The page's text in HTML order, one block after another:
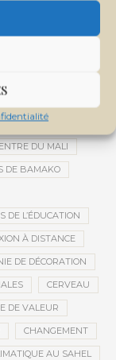
CEMAC
DU MALI
DE BAMAKO
DE L’ÉDUCATION
À DISTANCE
DE DÉCORATION
CERVEAU
DE VALEUR
CHANGEMENT
AU SAHEL